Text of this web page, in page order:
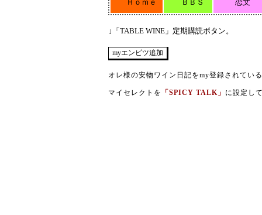
Ｈｏｍｅ ＢＢＳ 恋文
↓「TABLE WINE」定期購読ボタン。
オレ様の安物ワイン日記をmy登録されてい
マイセレクトを 「SPICY TALK」 に設定し